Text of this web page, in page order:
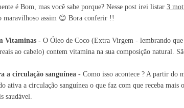
é Bom, mas você sabe porque? Nesse post irei listar 3
maravilhoso assim 😊 Bora conferir !!
Vitaminas - O Óleo de Coco (Extra Virgem - lembrando
ao cabelo) contem vitamina na sua composição natural.
a circulação sanguínea - Como isso acontece ? A partir do
ativa a circulação sanguínea o que faz com que receba
saudável.